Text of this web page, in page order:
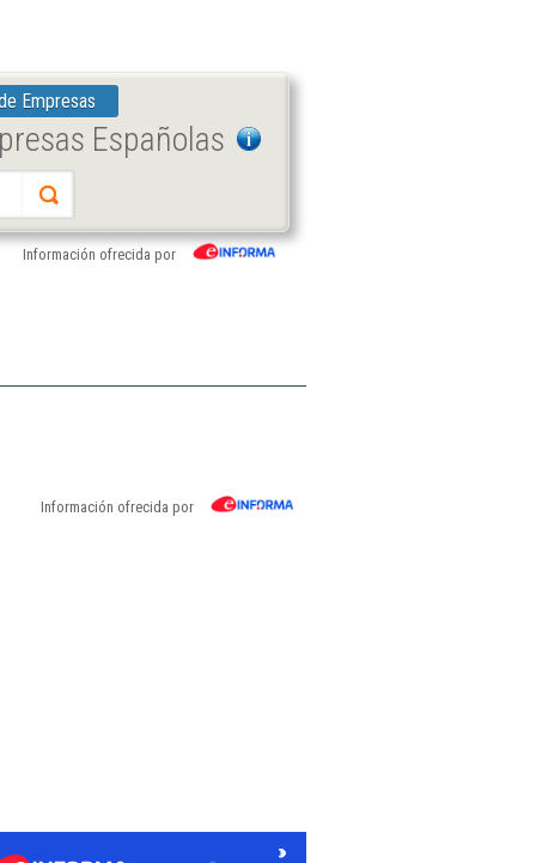
Empresas
Españolas
Información ofrecida por
Información ofrecida por